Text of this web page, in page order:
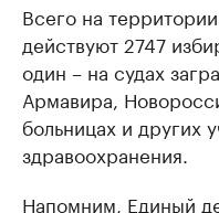
Всего на
действуют 2747
один – на судах
Армавира,
больницах и других
здравоохранения.
Напомним, Единый